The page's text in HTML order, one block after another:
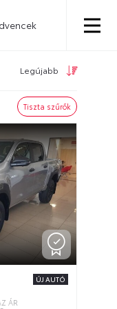
Legújabb
Tiszta szűrők
ÁR
ÚJ AUTÓ